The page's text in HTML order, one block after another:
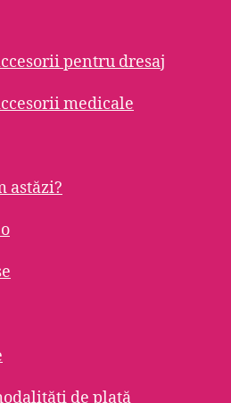
pentru dresaj
medicale
astăzi?
de plată